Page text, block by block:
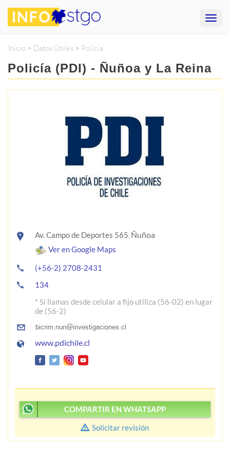
Inicio > Datos Útiles > Policía
Policía (PDI) - Ñuñoa y La Reina
Av. Campo de Deportes 565, Ñuñoa
Ver en Google Maps
(+56-2) 2708-2431
134
* Si llamas desde celular a fijo utiliza (56-02) en lugar
de (56-2)
www.pdichile.cl
COMPARTIR EN WHATSAPP
Solicitar revisión